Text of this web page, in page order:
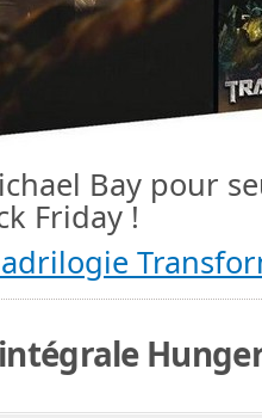
Bay pour
Friday !